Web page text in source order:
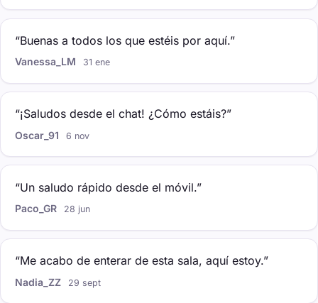
“Buenas a todos los que estéis por aquí.”
Vanessa_LM 31 ene
“¡Saludos desde el chat! ¿Cómo estáis?”
Oscar_91 6 nov
“Un saludo rápido desde el móvil.”
Paco_GR 28 jun
“Me acabo de enterar de esta sala, aquí estoy.”
Nadia_ZZ 29 sept